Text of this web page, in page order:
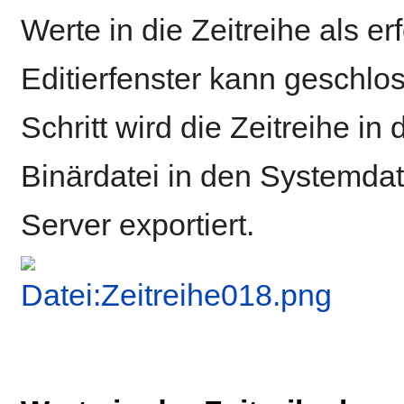
Werte in die Zeitreihe als
Editierfenster kann
Schritt wird die Zeitreihe in
Binärdatei in den
Server exportiert.